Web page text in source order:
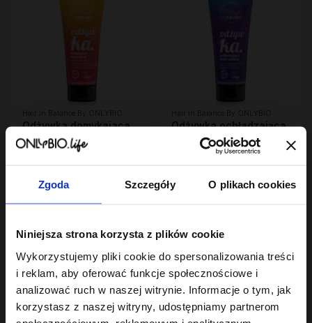
Zgoda Szczegóły O plikach cookies
Niniejsza strona korzysta z plików cookie
Wykorzystujemy pliki cookie do spersonalizowania treści
i reklam, aby oferować funkcje społecznościowe i
analizować ruch w naszej witrynie. Informacje o tym, jak
korzystasz z naszej witryny, udostępniamy partnerom
Odżywka domykajaca
łuskę włosa 200ml
22,49 zł
Odżywka ochładzająca
kolor włosów 200ml
49 zł